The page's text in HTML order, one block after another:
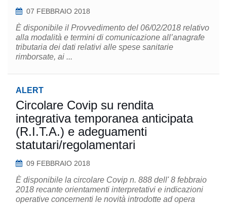
07 FEBBRAIO 2018
È disponibile il Provvedimento del 06/02/2018 relativo
alla modalità e termini di comunicazione all’anagrafe
tributaria dei dati relativi alle spese sanitarie
rimborsate, ai ...
ALERT
Circolare Covip su rendita
integrativa temporanea anticipata
(R.I.T.A.) e adeguamenti
statutari/regolamentari
09 FEBBRAIO 2018
È disponibile la circolare Covip n. 888 dell' 8 febbraio
2018 recante orientamenti interpretativi e indicazioni
operative concernenti le novità introdotte ad opera